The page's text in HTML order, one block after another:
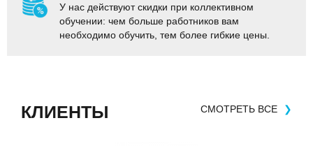
У нас действуют скидки при коллективном
обучении: чем больше работников вам
необходимо обучить, тем более гибкие цены.
КЛИЕНТЫ СМОТРЕТЬ ВСЕ ❯